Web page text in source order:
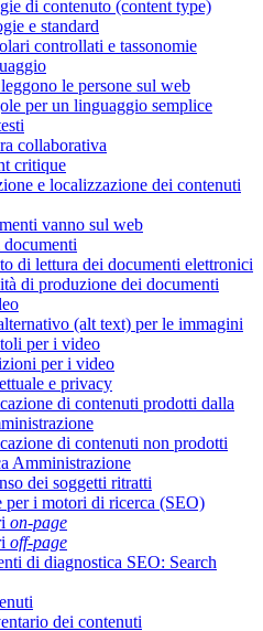
di contenuto (content type)
e standard
controllati e tassonomie
le persone sul web
per un linguaggio semplice
collaborativa
critique
e localizzazione dei contenuti
vanno sul web
di lettura dei documenti elettronici
di produzione dei documenti
(alt text) per le immagini
per i video
per i video
e privacy
di contenuti prodotti dalla
di contenuti non prodotti
Amministrazione
dei soggetti ritratti
per i motori di ricerca (SEO)
on-page
off-page
di diagnostica SEO: Search
dei contenuti